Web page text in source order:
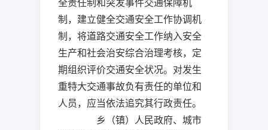
全责任制和突发事件交通保障机
制，建立健全交通安全工作协调机
制，将道路交通安全工作纳入安全
生产和社会治安综合治理考核，定
期组织评价交通安全状况。对发生
重特大交通事故负有责任的单位和
人员，应当依法追究其行政责任。
乡（镇）人民政府、城市